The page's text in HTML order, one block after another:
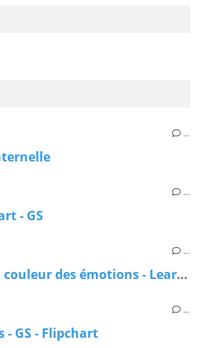
…
…
- GS
…
Les mots de l'album : la couleur des émotions - Learningapps
…
- GS - Flipchart